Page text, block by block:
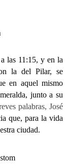
11:15, y en la
la del Pilar, se
en aquel mismo
junto a su
palabras, José
que, para la vida
ciudad.